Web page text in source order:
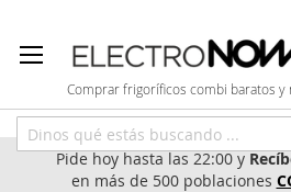
al
contenido
Comprar frigoríficos combi baratos y
Pide hoy hasta las 22:00 y
en más de 500 poblaciones